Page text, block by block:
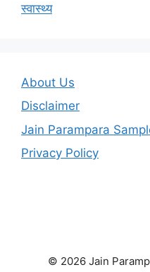
स्वास्थ्य
About Us
Disclaimer
Jain Parampara
Privacy Policy
© 2026 Jain